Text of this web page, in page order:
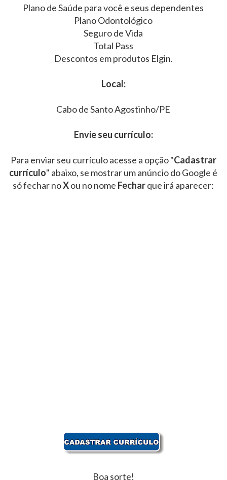
Plano de Saúde para você e seus dependentes
Plano Odontológico
Seguro de Vida
Total Pass
Descontos em produtos Elgin.
Local:
Cabo de Santo Agostinho/PE
Envie seu currículo:
Para enviar seu currículo acesse a opção "Cadastrar
currículo" abaixo, se mostrar um anúncio do Google é
só fechar noXou no nome Fecharque irá aparecer:
Boa sorte!